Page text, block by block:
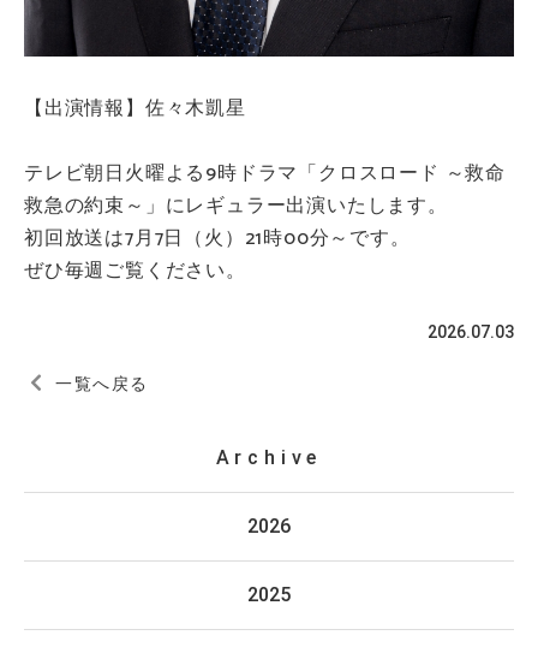
【出演情報】佐々木凱星
テレビ朝日火曜よる9時ドラマ「クロスロード ～救命
救急の約束～」にレギュラー出演いたします。
初回放送は7月7日（火）21時00分～です。
ぜひ毎週ご覧ください。
2026.07.03
一覧へ戻る
Archive
2026
2025